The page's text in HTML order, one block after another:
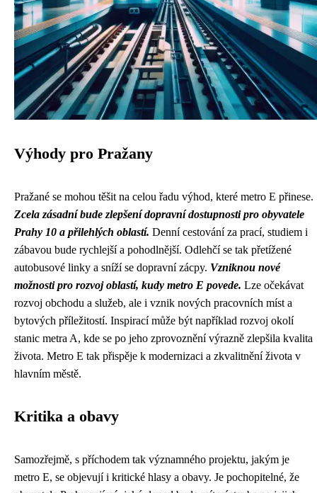
Výhody pro Pražany
Pražané se mohou těšit na celou řadu výhod, které metro E přinese.
Zcela zásadní bude zlepšení dopravní dostupnosti pro obyvatele
Prahy 10 a přilehlých oblastí. Denní cestování za prací, studiem i
zábavou bude rychlejší a pohodlnější. Odlehčí se tak přetížené
autobusové linky a sníží se dopravní zácpy. Vzniknou nové
možnosti pro rozvoj oblastí, kudy metro E povede. Lze očekávat
rozvoj obchodu a služeb, ale i vznik nových pracovních míst a
bytových příležitostí. Inspirací může být například rozvoj okolí
stanic metra A, kde se po jeho zprovoznění výrazně zlepšila kvalita
života. Metro E tak přispěje k modernizaci a zkvalitnění života v
hlavním městě.
Kritika a obavy
Samozřejmě, s příchodem tak významného projektu, jakým je
metro E, se objevují i ​​kritické hlasy a obavy. Je pochopitelné, že